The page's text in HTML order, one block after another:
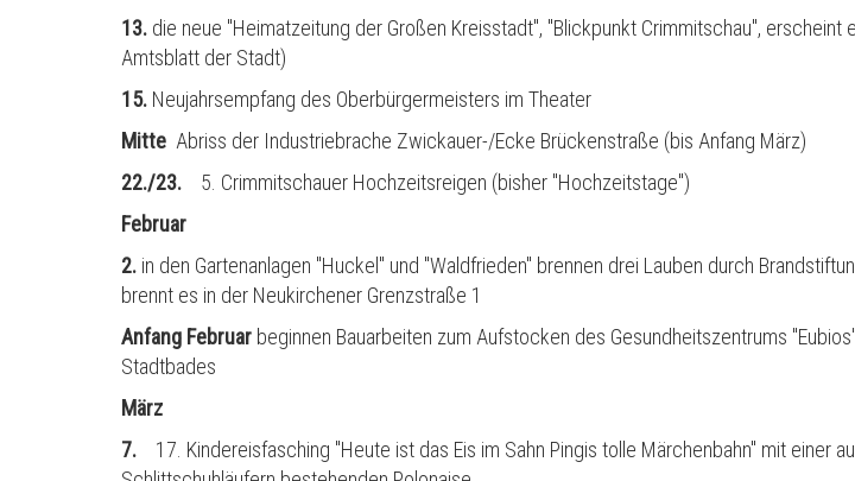
13. die neue "Heimatzeitung der Großen Kreisstadt", "Blickpunkt Crimmitschau", erscheint
Amtsblatt der Stadt)
15. Neujahrsempfang des Oberbürgermeisters im Theater
Mitte Abriss der Industriebrache Zwickauer-/Ecke Brückenstraße (bis Anfang März)
22./23. 5. Crimmitschauer Hochzeitsreigen (bisher "Hochzeitstage")
Februar
2. in den Gartenanlagen "Huckel" und "Waldfrieden" brennen drei Lauben durch
brennt es in der Neukirchener Grenzstraße 1
Anfang Februar beginnen Bauarbeiten zum Aufstocken des Gesundheitszentrums
Stadtbades
März
7. 17. Kindereisfasching "Heute ist das Eis im Sahn Pingis tolle Märchenbahn" mit einer